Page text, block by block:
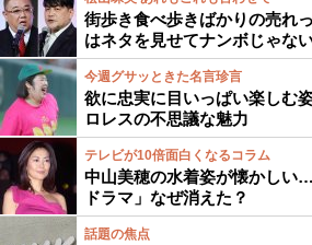
街歩き食べ歩きばかりの売れ
はネタを見せてナンボじゃな
今週グサッときた名言珍言
欲に忠実に目いっぱい楽しむ
ロレスの不思議な魅力
テレビが10倍面白くなるコラム
中山美穂の水着姿が懐かしい
ドラマ」なぜ消えた？
話題の焦点